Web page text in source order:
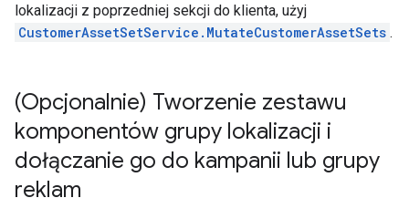
lokalizacji z poprzedniej sekcji do klienta, użyj
CustomerAssetSetService.MutateCustomerAssetSets .
(Opcjonalnie) Tworzenie zestawu
komponentów grupy lokalizacji i
dołączanie go do kampanii lub grupy
reklam